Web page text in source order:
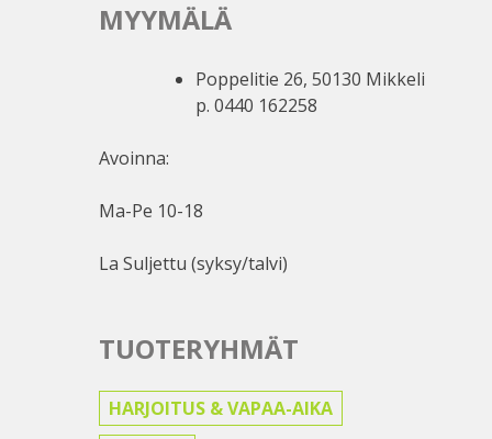
MYYMÄLÄ
Poppelitie 26, 50130 Mikkeli
p. 0440 162258
Avoinna:
Ma-Pe 10-18
La Suljettu (syksy/talvi)
TUOTERYHMÄT
HARJOITUS & VAPAA-AIKA